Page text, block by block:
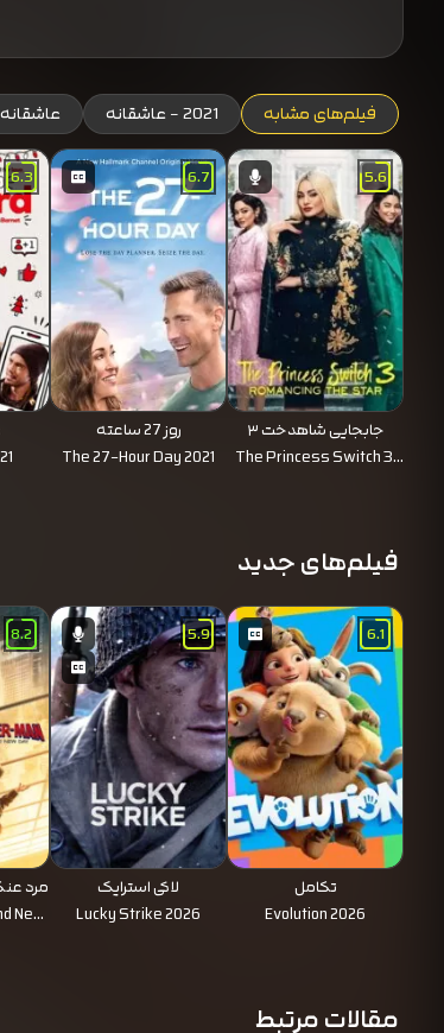
فیلم‌های مشابه 2021 - عاشقانه
5.6
جابجایی شاهدخت ۳
The Princess Switch 3:
6.7
روز 27 ساعته
The 27-Hour Day 2021
6.3
فیلم‌های جدید
6.1
تکامل
Evolution 2026
5.9
لاکی استرایک
Lucky Strike 2026
8.2
New
مقالات مرتبط